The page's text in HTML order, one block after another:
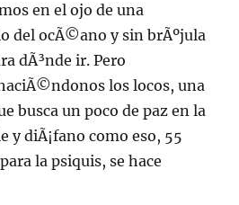
en el ojo de una
del ocÃ©ano y sin brÃºjula
dÃ³nde ir. Pero
los locos, una
busca un poco de paz en la
y diÃ¡fano como eso, 55
la psiquis, se hace